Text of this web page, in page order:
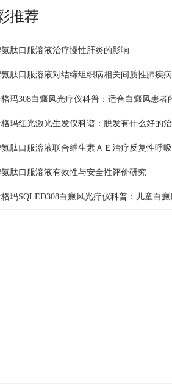
推荐
氨肽口服溶液治疗慢性肝炎的影响
氨肽口服溶液对结缔组织病相关间质性肺疾
玛308白癜风光疗仪科普：适合白癜风患者
玛红光激光生发仪科谱：脱发有什么好的
氨肽口服溶液联合维生素ＡＥ治疗反复性呼
氨肽口服溶液有效性与安全性评价研究
玛SQLED308白癜风光疗仪科普：儿童白癜